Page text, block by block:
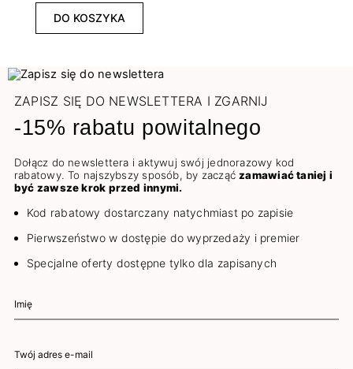
DO KOSZYKA
ZAPISZ SIĘ DO NEWSLETTERA I ZGARNIJ
-15% rabatu powitalnego
Dołącz do newslettera i aktywuj swój jednorazowy kod
rabatowy. To najszybszy sposób, by zacząćzamawiać taniej i
być zawsze krok przed innymi.
Kod rabatowy dostarczany natychmiast po zapisie
Pierwszeństwo w dostępie do wyprzedaży i premier
Specjalne oferty dostępne tylko dla zapisanych